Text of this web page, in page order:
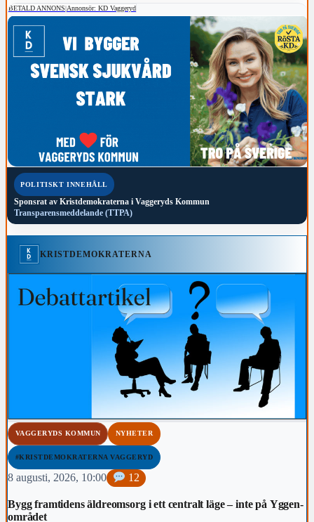
BETALD ANNONS|Annonsör: KD Vaggeryd
POLITISKT INNEHÅLL
Sponsrat av Kristdemokraterna i Vaggeryds Kommun
Transparensmeddelande (TTPA)
KRISTDEMOKRATERNA
VAGGERYDS KOMMUN NYHETER
#KRISTDEMOKRATERNA VAGGERYD
8 augusti, 2026, 10:00 12
Bygg framtidens äldreomsorg i ett centralt läge – inte på Yggen-
området